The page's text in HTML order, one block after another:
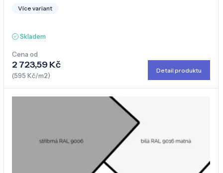
Více variant
Skladem
Cena od
2 723,59 Kč
(595 Kč/m2)
Detail produktu